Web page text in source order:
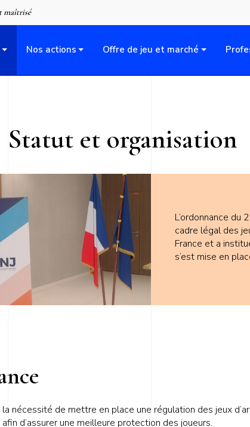
au
principal
maîtrisé
Nos actions Offre de jeu et marché
Statut et organisation
L’ordonnance
cadre légal des
France et a
s’est mise en
nécessité de mettre en place une régulation des jeux
d’assurer une meilleure protection des joueurs.